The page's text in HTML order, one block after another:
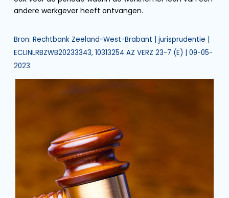
andere werkgever heeft ontvangen.
Bron: Rechtbank Zeeland-West-Brabant | jurisprudentie |
ECLINLRBZWB20233343, 10313254 AZ VERZ 23-7 (E) | 09-05-
2023